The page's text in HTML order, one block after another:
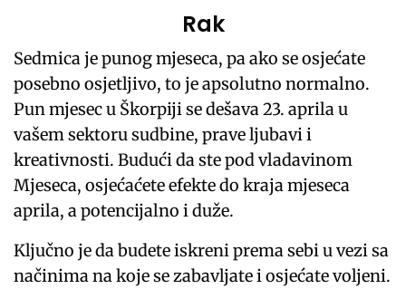
Rak
Sedmica je punog mjeseca, pa ako se osjećate
posebno osjetljivo, to je apsolutno normalno.
Pun mjesec u Škorpiji se dešava 23. aprila u
vašem sektoru sudbine, prave ljubavi i
kreativnosti. Budući da ste pod vladavinom
Mjeseca, osjećaćete efekte do kraja mjeseca
aprila, a potencijalno i duže.
Ključno je da budete iskreni prema sebi u vezi sa
načinima na koje se zabavljate i osjećate voljeni.